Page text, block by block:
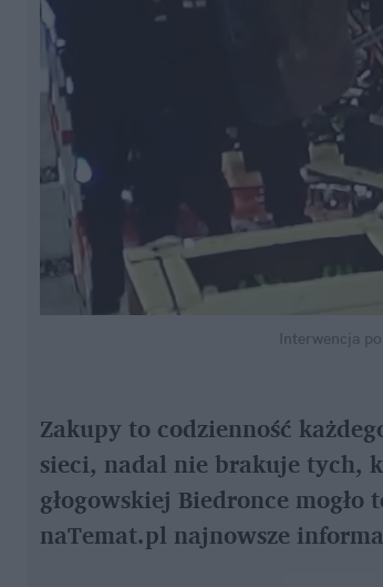
Interwencja
Zakupy to codzienność
sieci, nadal nie brakuje tych,
głogowskiej Biedronce
naTemat.pl najnowsze